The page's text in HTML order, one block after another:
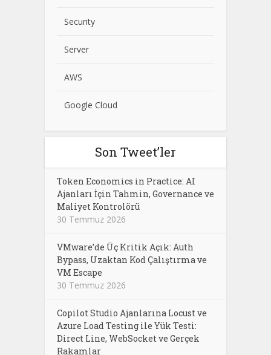
Security
Server
AWS
Google Cloud
Son Tweet’ler
Token Economics in Practice: AI
Ajanları İçin Tahmin, Governance ve
Maliyet Kontrolörü
30 Temmuz 2026
VMware’de Üç Kritik Açık: Auth
Bypass, Uzaktan Kod Çalıştırma ve
VM Escape
30 Temmuz 2026
Copilot Studio Ajanlarına Locust ve
Azure Load Testing ile Yük Testi:
Direct Line, WebSocket ve Gerçek
Rakamlar